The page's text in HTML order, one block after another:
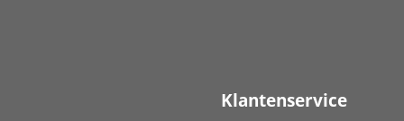
Klantenservice